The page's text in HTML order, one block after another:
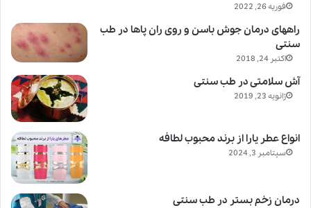
فوریه 26, 2022
راههای درمان جوش باسن و روی ران پاها در طب
سنتی
اکتبر 24, 2018
آش سلامتی در طب سنتی
ژانویه 23, 2019
انواع عطر یارا از برند محبوب لطافه
سپتامبر 3, 2024
درمان زخم بستر در طب سنتی